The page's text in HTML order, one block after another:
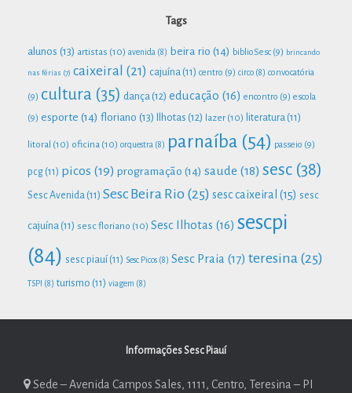
Tags
alunos (13) artistas (10) avenida (8) beira rio (14) biblioSesc (9) brincando
nas férias (7) caixeiral (21) cajuína (11) centro (9) circo (8) convocatória
(9) cultura (35) dança (12) educação (16) encontro (9) escola
(9) esporte (14) floriano (13) Ilhotas (12) lazer (10) literatura (11)
litoral (10) oficina (10) orquestra (8) parnaíba (54) passeio (9)
pcg (11) picos (19) programação (14) saude (18) sesc (38)
Sesc Avenida (11) Sesc Beira Rio (25) sesc caixeiral (15) sesc
cajuína (11) sesc floriano (10) Sesc Ilhotas (16) sescpi
(84) sesc piauí (11) Sesc Picos (8) Sesc Praia (17) teresina (25)
TSPI (8) turismo (11) viagem (8)
Informações Sesc Piauí
Sede – Avenida Campos Sales, 1111, Centro, Teresina – PI